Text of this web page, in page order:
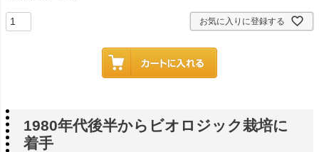
お気に入りに登録する
1980年代後半からビオロジック栽培に
着手